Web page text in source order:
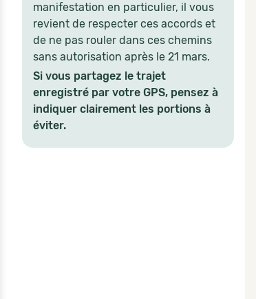
manifestation en particulier, il vous
revient de respecter ces accords et
de ne pas rouler dans ces chemins
sans autorisation après le 21 mars.
Si vous partagez le trajet
enregistré par votre GPS, pensez à
indiquer clairement les portions à
éviter.